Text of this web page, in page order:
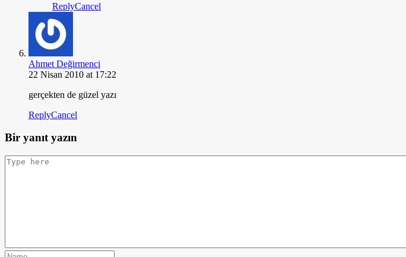
ReplyCancel
Ahmet Değirmenci
22 Nisan 2010 at 17:22
gerçekten de güzel yazı
ReplyCancel
Bir yanıt yazın